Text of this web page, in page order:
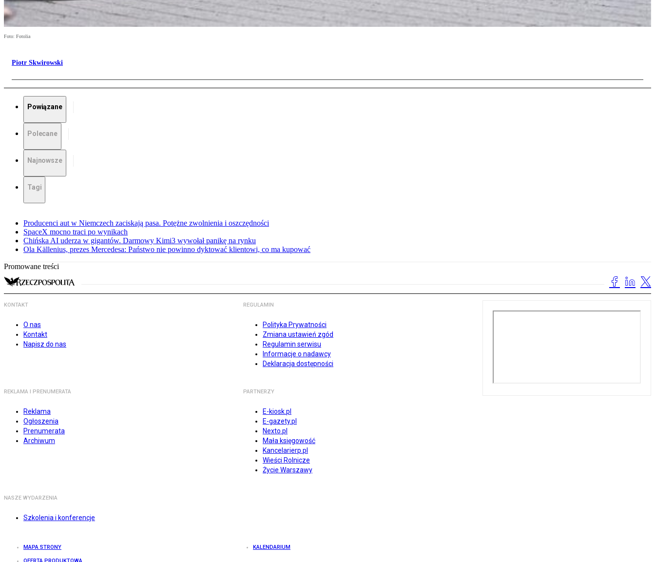
Foto: Fotolia
Piotr Skwirowski
Powiązane
Polecane
Najnowsze
Tagi
Producenci aut w Niemczech zaciskają pasa. Potężne zwolnienia i oszczędności
SpaceX mocno traci po wynikach
Chińska AI uderza w gigantów. Darmowy Kimi3 wywołał panikę na rynku
Ola Källenius, prezes Mercedesa: Państwo nie powinno dyktować klientowi, co ma kupować
Promowane treści
KONTAKT
O nas
Kontakt
Napisz do nas
REGULAMIN
Polityka Prywatności
Zmiana ustawień zgód
Regulamin serwisu
Informacje o nadawcy
Deklaracja dostępności
REKLAMA I PRENUMERATA
Reklama
Ogłoszenia
Prenumerata
Archiwum
PARTNERZY
E-kiosk.pl
E-gazety.pl
Nexto.pl
Mała księgowość
Kancelarierp.pl
Wieści Rolnicze
Życie Warszawy
NASZE WYDARZENIA
Szkolenia i konferencje
MAPA STRONY KALENDARIUM